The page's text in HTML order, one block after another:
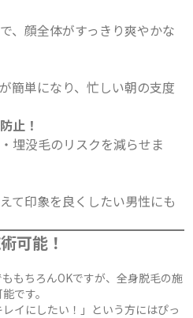
、顔全体がすっきり爽やかな
簡単になり、忙しい朝の支度
止！
埋没毛のリスクを減らせま
て印象を良くしたい男性にも
可能！
もちろんOKですが、全身脱毛の施
です。
レイにしたい！」という方にはぴっ